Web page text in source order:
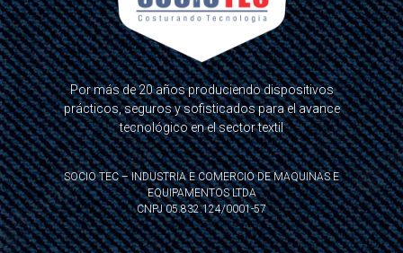
Por más de 20 años produciendo dispositivos
prácticos, seguros y sofisticados para el avance
tecnológico en el sector textil
SOCIO TEC – INDUSTRIA E COMERCIO DE MAQUINAS E
EQUIPAMENTOS LTDA
CNPJ 05.832.124/0001-57